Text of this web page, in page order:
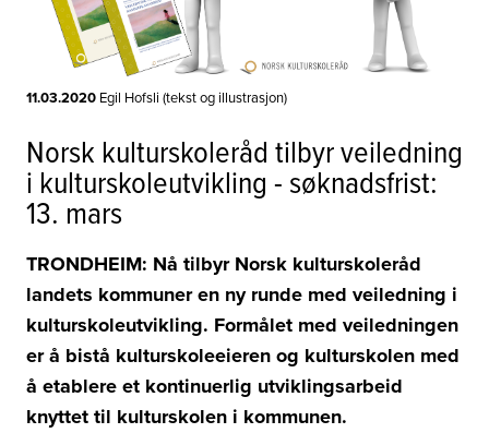
11.03.2020 Egil Hofsli (tekst og illustrasjon)
Norsk kulturskoleråd tilbyr veiledning
i kulturskoleutvikling - søknadsfrist:
13. mars
TRONDHEIM: Nå tilbyr Norsk kulturskoleråd
landets kommuner en ny runde med veiledning i
kulturskoleutvikling. Formålet med veiledningen
er å bistå kulturskoleeieren og kulturskolen med
å etablere et kontinuerlig utviklingsarbeid
knyttet til kulturskolen i kommunen.